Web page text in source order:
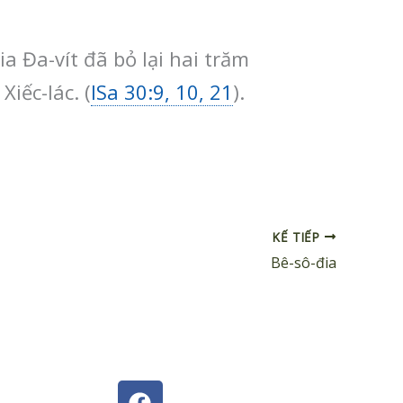
Đa-vít đã bỏ lại hai trăm
lác. (ISa 30:9, 10, 21 ).
KẾ TIẾP
Bê-sô-đia
F